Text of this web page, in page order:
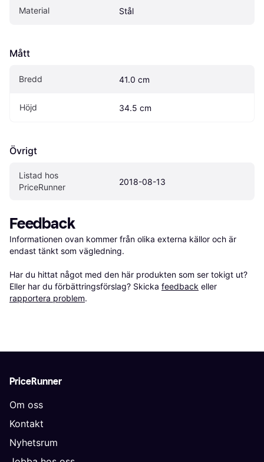
Material Stål
Mått
Bredd 41.0 cm
Höjd 34.5 cm
Övrigt
Listad hos
PriceRunner
2018-08-13
Feedback
Informationen ovan kommer från olika externa källor och är
endast tänkt som vägledning.
Har du hittat något med den här produkten som ser tokigt ut?
Eller har du förbättringsförslag? Skicka feedback eller
rapportera problem.
PriceRunner
Om oss
Kontakt
Nyhetsrum